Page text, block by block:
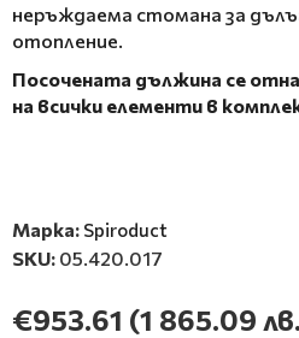
неръждаема стомана за
отопление.
Посочената дължина се
на всички елементи в
Марка: Spiroduct
SKU: 05.420.017
€953.61 (1 865.09